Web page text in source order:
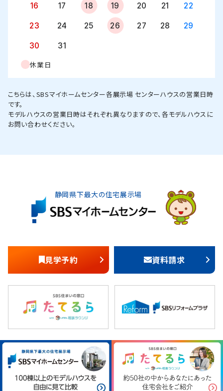
16 17 18 19 20 21 22
23 24 25 26 27 28 29
30 31
休業日
こちらは、SBSマイホームセンター各展示場 センターハウスの営業日時
です。
モデルハウスの営業日時はそれぞれ異なりますので、各モデルハウスに
お問い合わせください。
静岡県下最大の住宅展示場
見学予約 資料請求
暮らしのラボ